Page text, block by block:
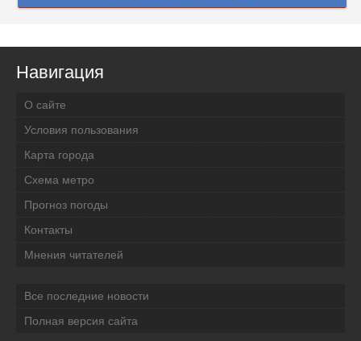
Навигация
О сайте
Условия пользования
Карта города
Схема метро
Прогноз погоды
Контакты
Мнения читателей
Все последние новости
Полная версия сайта